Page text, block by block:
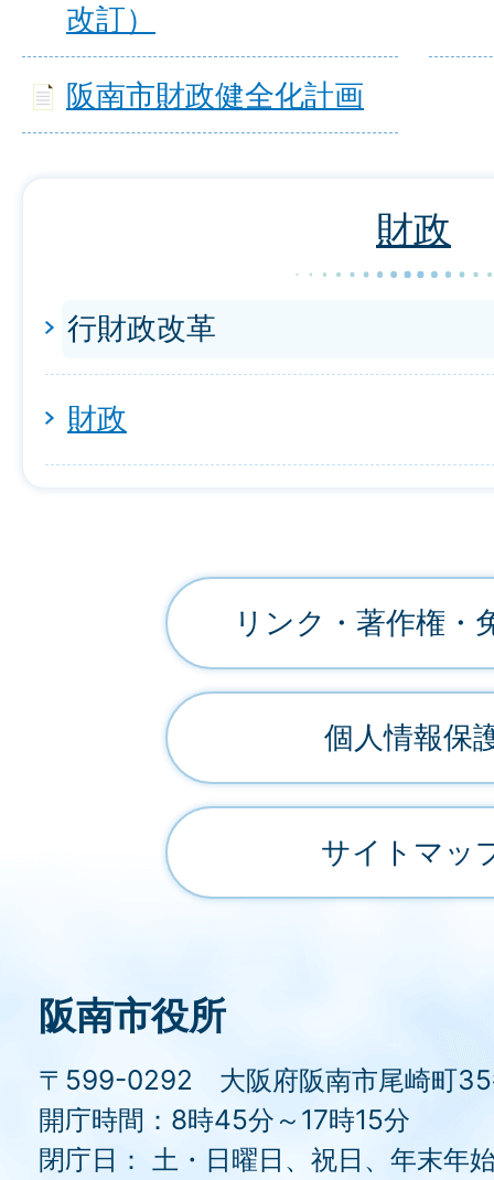
改訂）
阪南市財政健全化計画
財政
行財政改革
財政
リンク・著作権・
個人情報保
サイトマッ
阪南市役所
〒599-0292 大阪府阪南市尾崎町35
開庁時間：8時45分～17時15分
閉庁日： 土・日曜日、祝日、年末年